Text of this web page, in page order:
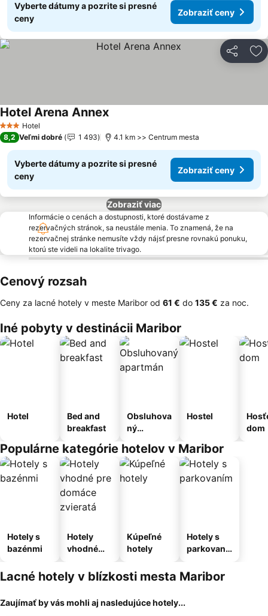
Vyberte dátumy a pozrite si presné
ceny
Zobraziť ceny
Zdieľať
3 Počet hviezdičiek
Hotel
Hotel Arena AnnexZobraziť ceny
8,2 Veľmi dobré 1 493 4.1 km >> Centrum mesta
Vyberte dátumy a pozrite si presné
ceny
Zobraziť ceny
Zobraziť viac
Informácie o cenách a dostupnosti, ktoré dostávame z
rezervačných stránok, sa neustále menia. To znamená, že na
rezervačnej stránke nemusíte vždy nájsť presne rovnakú ponuku,
ktorú ste videli na lokalite trivago.
Cenový rozsah
Ceny za lacné hotely v meste Maribor od ‎61 € do ‎135 € za noc.
Iné pobyty v destinácii Maribor
Hotel
Bed and
breakfast
Obsluhova
ný
Hostel
dom
Populárne kategórie hotelov v Maribor
Hotely s
bazénmi
Hotely
vhodné
domáce
zvieratá
Kúpeľné
hotely
Hotely s
parkovaní
Lacné hotely v blízkosti mesta Maribor
Zaujímať by vás mohli aj nasledujúce hotely...